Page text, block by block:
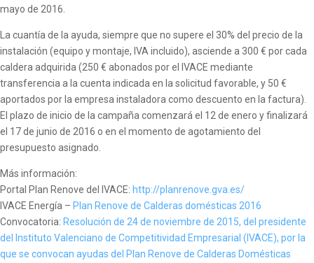
mayo de 2016.
La cuantía de la ayuda, siempre que no supere el 30% del precio de la
instalación (equipo y montaje, IVA incluido), asciende a 300 € por cada
caldera adquirida (250 € abonados por el IVACE mediante
transferencia a la cuenta indicada en la solicitud favorable, y 50 €
aportados por la empresa instaladora como descuento en la factura).
El plazo de inicio de la campaña comenzará el 12 de enero y finalizará
el 17 de junio de 2016 o en el momento de agotamiento del
presupuesto asignado.
Más información:
Portal Plan Renove del IVACE: http://planrenove.gva.es/
IVACE Energía – Plan Renove de Calderas domésticas 2016
Convocatoria: Resolución de 24 de noviembre de 2015, del presidente
del Instituto Valenciano de Competitividad Empresarial (IVACE), por la
que se convocan ayudas del Plan Renove de Calderas Domésticas